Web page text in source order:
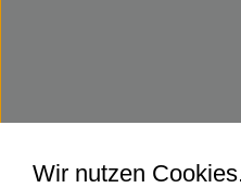
Wir nutzen